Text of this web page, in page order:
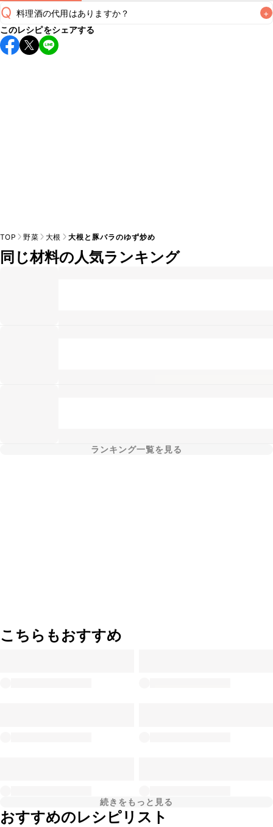
Q 料理酒の代用はありますか？ +
A
このレシピをシェアする
TOP 野菜 大根 大根と豚バラのゆず炒め
同じ材料の人気ランキング
ランキング一覧を見る
こちらもおすすめ
続きをもっと見る
おすすめのレシピリスト